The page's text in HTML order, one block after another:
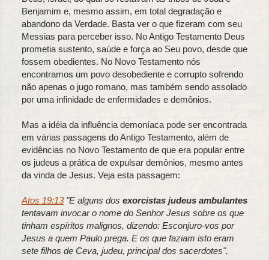
Benjamim e, mesmo assim, em total degradação e
abandono da Verdade. Basta ver o que fizeram com seu
Messias para perceber isso. No Antigo Testamento Deus
prometia sustento, saúde e força ao Seu povo, desde que
fossem obedientes. No Novo Testamento nós
encontramos um povo desobediente e corrupto sofrendo
não apenas o jugo romano, mas também sendo assolado
por uma infinidade de enfermidades e demônios.
Mas a idéia da influência demoníaca pode ser encontrada
em várias passagens do Antigo Testamento, além de
evidências no Novo Testamento de que era popular entre
os judeus a prática de expulsar demônios, mesmo antes
da vinda de Jesus. Veja esta passagem:
Atos 19:13"E alguns dos exorcistas judeus ambulantes
tentavam invocar o nome do Senhor Jesus sobre os que
tinham espíritos malignos, dizendo: Esconjuro-vos por
Jesus a quem Paulo prega. E os que faziam isto eram
sete filhos de Ceva, judeu, principal dos sacerdotes".